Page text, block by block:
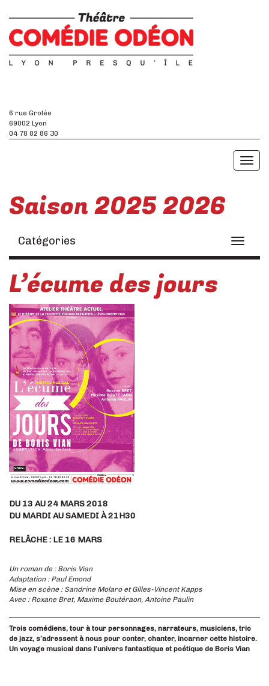
6 rue Grolée
69002 Lyon
04 78 82 86 30
Toggle
Saison 2025 2026
Toggle
Catégories
L’écume des jours
DU 13 AU 24 MARS 2018
DU MARDI AU SAMEDI À 21H30
RELÂCHE : LE 16 MARS
Un roman de : Boris Vian
Adaptation : Paul Emond
Mise en scène : Sandrine Molaro et Gilles-Vincent Kapps
Avec : Roxane Bret, Maxime Boutéraon, Antoine Paulin
Trois comédiens, tour à tour personnages, narrateurs, musiciens, trio
de jazz, s’adressent à nous pour conter, chanter, incarner cette histoire.
Un voyage musical dans l’univers fantastique et poétique de Boris Vian